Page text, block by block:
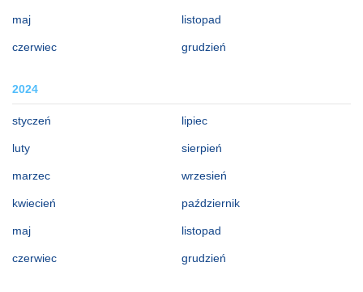
maj
czerwiec
listopad
grudzień
2024
styczeń
luty
marzec
kwiecień
maj
czerwiec
lipiec
sierpień
wrzesień
październik
listopad
grudzień